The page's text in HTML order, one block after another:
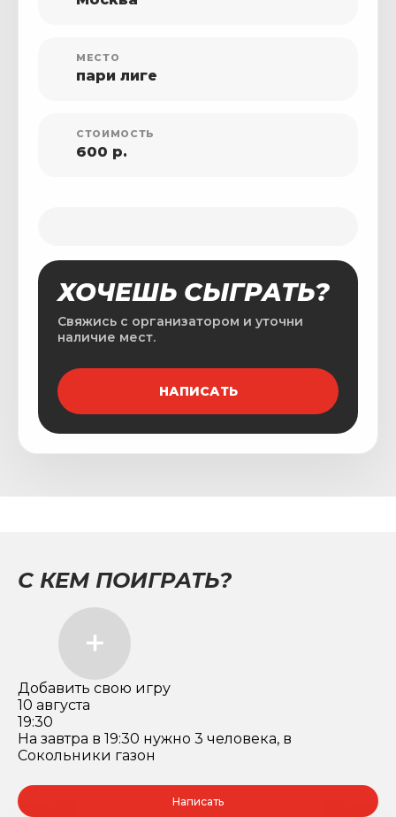
МЕСТО
пари лиге
СТОИМОСТЬ
600 р.
ХОЧЕШЬ СЫГРАТЬ?
Свяжись с организатором и уточни
наличие мест.
НАПИСАТЬ
С КЕМ ПОИГРАТЬ?
Добавить свою игру
10 августа
19:30
На завтра в 19:30 нужно 3 человека, в
Сокольники газон
Написать